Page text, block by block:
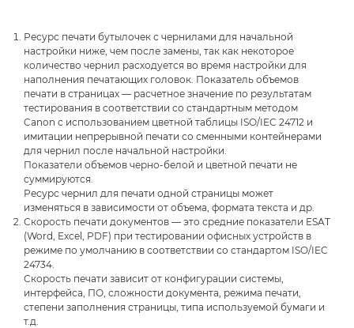
Ресурс печати бутылочек с чернилами для начальной
настройки ниже, чем после замены, так как некоторое
количество чернил расходуется во время настройки для
наполнения печатающих головок. Показатель объемов
печати в страницах — расчетное значение по результатам
тестирования в соответствии со стандартным методом
Canon с использованием цветной таблицы ISO/IEC 24712 и
имитации непрерывной печати со сменными контейнерами
для чернил после начальной настройки.
Показатели объемов черно-белой и цветной печати не
суммируются.
Ресурс чернил для печати одной страницы может
изменяться в зависимости от объема, формата текста и др.
Скорость печати документов — это средние показатели ESAT
(Word, Excel, PDF) при тестировании офисных устройств в
режиме по умолчанию в соответствии со стандартом ISO/IEC
24734.
Скорость печати зависит от конфигурации системы,
интерфейса, ПО, сложности документа, режима печати,
степени заполнения страницы, типа используемой бумаги и
т.д.